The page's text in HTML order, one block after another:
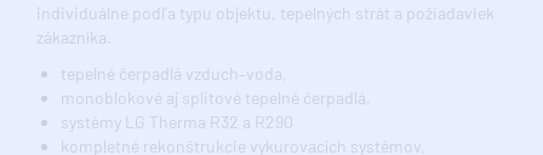
individuálne podľa typu objektu, tepelných strát a požiadaviek
zákazníka.
tepelné čerpadlá vzduch–voda,
monoblokové aj splitové tepelné čerpadlá,
systémy LG Therma R32 a R290
kompletné rekonštrukcie vykurovacích systémov,